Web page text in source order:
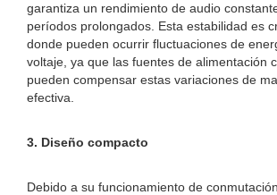
garantiza un rendimiento de audio
períodos prolongados. Esta estabilidad es
donde pueden ocurrir fluctuaciones de
voltaje, ya que las fuentes de alimentación
pueden compensar estas variaciones de
efectiva.
3. Diseño compacto
Debido a su funcionamiento de